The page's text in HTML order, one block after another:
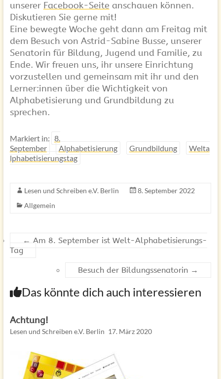
unserer Facebook-Seite anschauen können.
Diskutieren Sie gerne mit!
Eine bewegte Woche geht dann am Freitag mit
dem Besuch von Astrid-Sabine Busse, unserer
Senatorin für Bildung, Jugend und Familie, zu
Ende. Wir freuen uns, ihr unsere Einrichtung
vorzustellen und gemeinsam mit ihr und den
Lerner:innen über die Wichtigkeit von
Alphabetisierung und Grundbildung zu
sprechen.
Markiert in: 8.
September
Alphabetisierung Grundbildung
Welta
lphabetisierungstag
Lesen und Schreiben e.V. Berlin
8. September 2022
Allgemein
← Am 8. September ist Welt-Alphabetisierungs-
Tag
Besuch der Bildungssenatorin →
Das könnte dich auch interessieren
Achtung!
Lesen und Schreiben e.V. Berlin 17. März 2020